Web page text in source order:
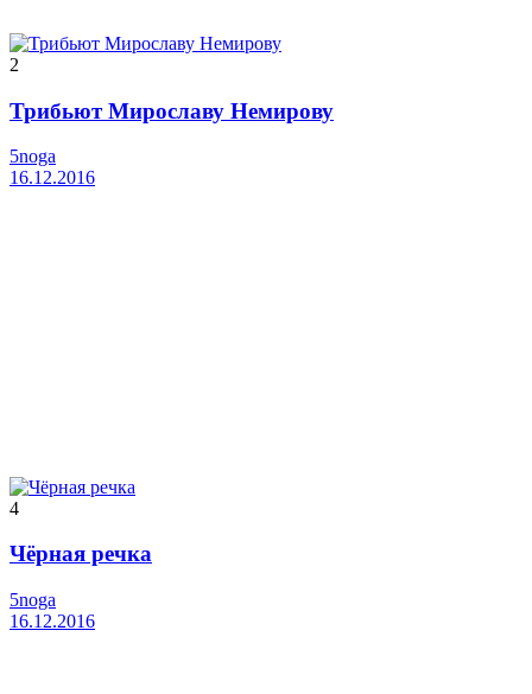
2
Трибьют Мирославу Немирову
5noga
16.12.2016
4
Чёрная речка
5noga
16.12.2016